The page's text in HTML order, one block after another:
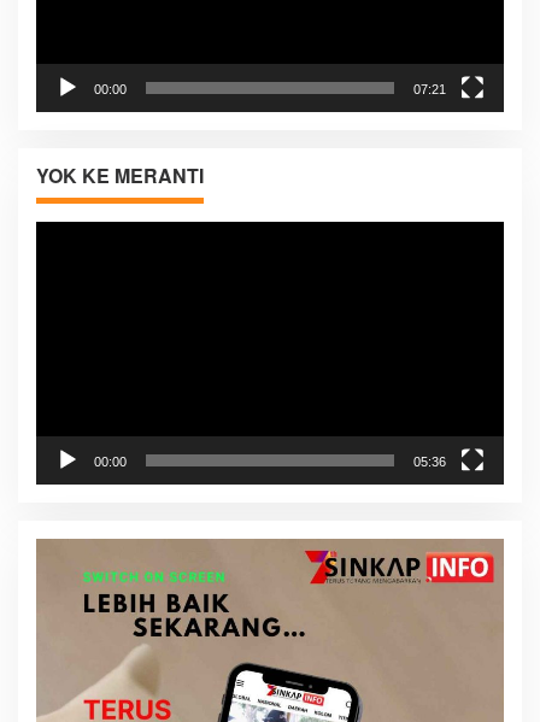
00:00 07:21
YOK KE MERANTI
Pemutar
00:00 05:36